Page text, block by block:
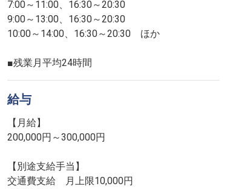
7:00～11:00、16:30～20:30
9:00～13:00、16:30～20:30
10:00～14:00、16:30～20:30 ほか
■残業月平均24時間
給与
【月給】
200,000円～300,000円
【別途支給手当】
交通費支給 月上限10,000円